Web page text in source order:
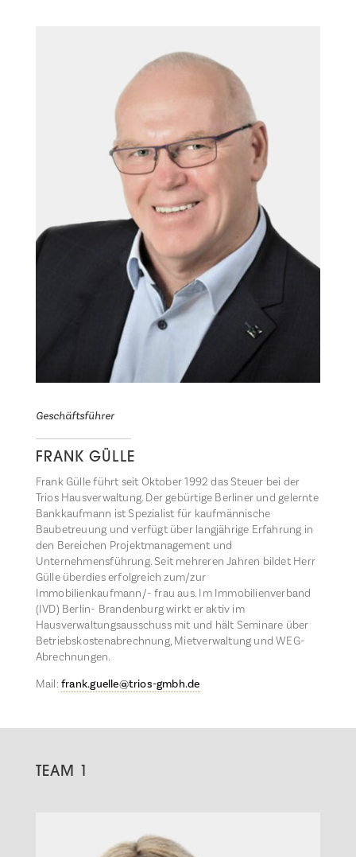
Geschäftsführer
FRANK GÜLLE
Frank Gülle führt seit Oktober 1992 das Steuer bei der
Trios Hausverwaltung. Der gebürtige Berliner und gelernte
Bankkaufmann ist Spezialist für kaufmännische
Baubetreuung und verfügt über langjährige Erfahrung in
den Bereichen Projektmanagement und
Unternehmensführung. Seit mehreren Jahren bildet Herr
Gülle überdies erfolgreich zum/zur
Immobilienkaufmann/- frau aus. Im Immobilienverband
(IVD) Berlin- Brandenburg wirkt er aktiv im
Hausverwaltungsausschuss mit und hält Seminare über
Betriebskostenabrechnung, Mietverwaltung und WEG-
Abrechnungen.
Mail:frank.guelle@trios-gmbh.de
TEAM 1